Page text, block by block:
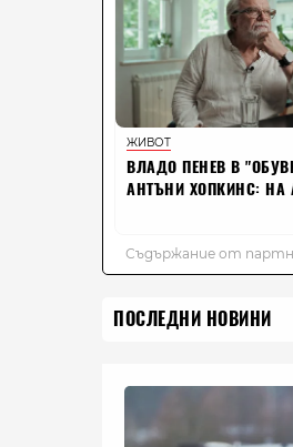
ПОСЛЕДНИ НОВИНИ